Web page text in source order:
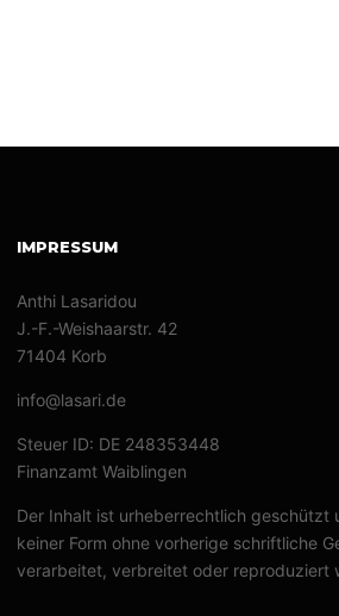
IMPRESSUM
Anthi Lasaridou
J.-F.-Weishaarstr. 42
71404 Korb
info@lasari.de
Steuer ID: DE 248353448
Finanzamt Waiblingen
Der Inhalt ist urheberrechtlich geschützt
keiner Form ohne vorherige schriftliche
verarbeitet, verbreitet oder reproduziert